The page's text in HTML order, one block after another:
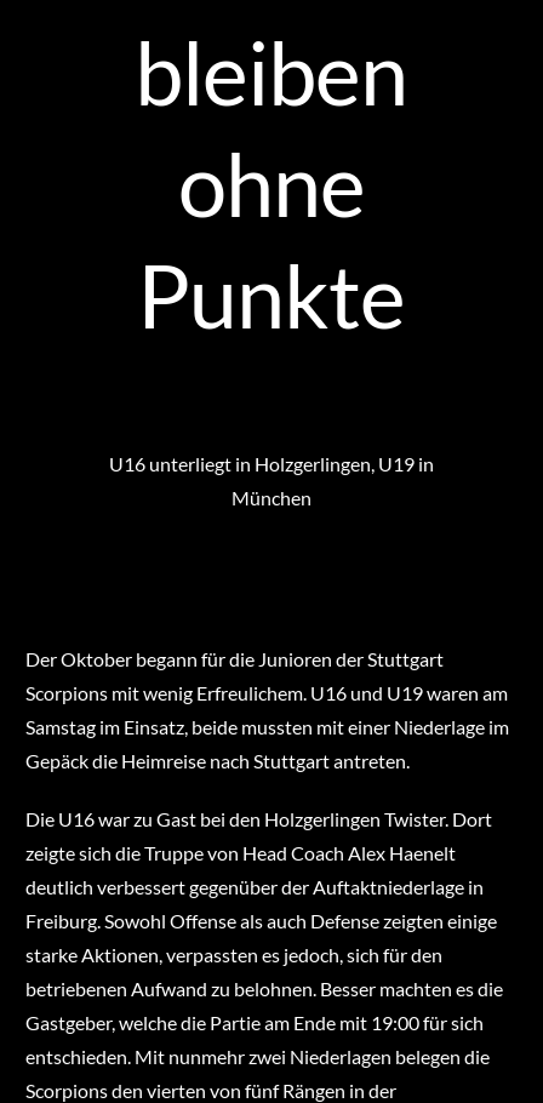
bleiben
ohne
Punkte
U16 unterliegt in Holzgerlingen, U19 in
München
Der Oktober begann für die Junioren der Stuttgart
Scorpions mit wenig Erfreulichem. U16 und U19 waren am
Samstag im Einsatz, beide mussten mit einer Niederlage im
Gepäck die Heimreise nach Stuttgart antreten.
Die U16 war zu Gast bei den Holzgerlingen Twister. Dort
zeigte sich die Truppe von Head Coach Alex Haenelt
deutlich verbessert gegenüber der Auftaktniederlage in
Freiburg. Sowohl Offense als auch Defense zeigten einige
starke Aktionen, verpassten es jedoch, sich für den
betriebenen Aufwand zu belohnen. Besser machten es die
Gastgeber, welche die Partie am Ende mit 19:00 für sich
entschieden. Mit nunmehr zwei Niederlagen belegen die
Scorpions den vierten von fünf Rängen in der